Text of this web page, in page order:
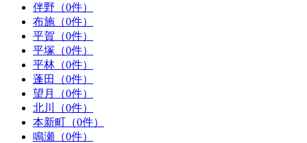
伴野（0件）
布施（0件）
平賀（0件）
平塚（0件）
平林（0件）
蓬田（0件）
望月（0件）
北川（0件）
本新町（0件）
鳴瀬（0件）